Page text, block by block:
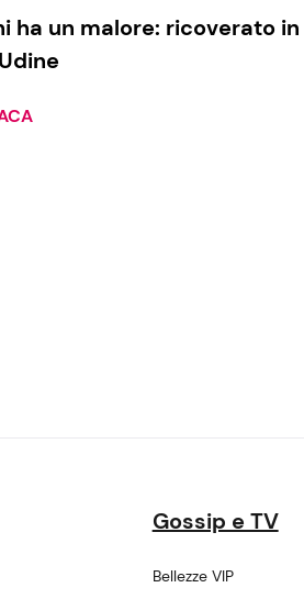
ha un malore: ricoverato in
Gossip e TV
Bellezze VIP